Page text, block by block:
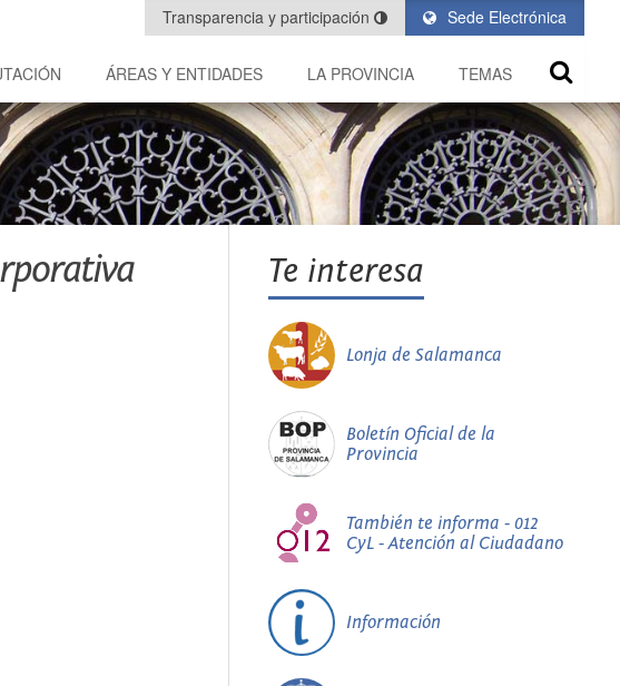
Sede Electrónica
Transparencia y participación
ÁREAS Y ENTIDADES LA PROVINCIA TEMAS
Te interesa
Lonja de Salamanca
Boletín Oficial de la
Provincia
También te informa - 012
CyL - Atención al Ciudadano
Información